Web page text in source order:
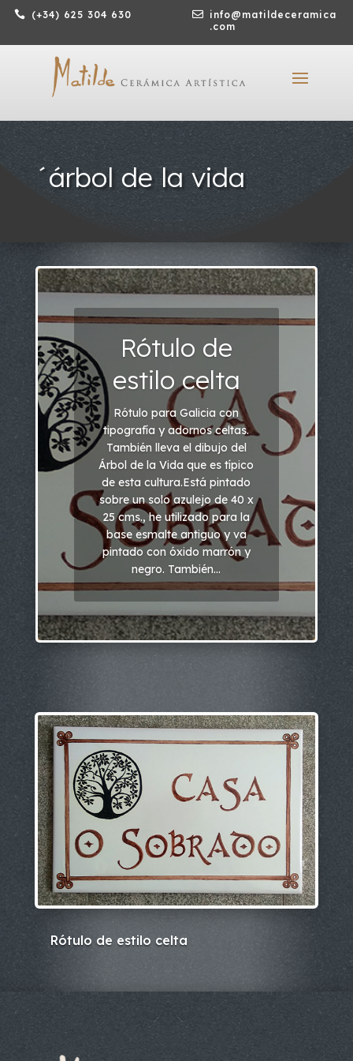
 (+34) 625 304 630 
info@matildeceramica
.com
´árbol de la vida
Rótulo de
estilo celta
Rótulo para Galicia con
tipografía y adornos celtas.
También lleva el dibujo del
Árbol de la Vida que es típico
de esta cultura.Está pintado
sobre un solo azulejo de 40 x
25 cms., he utilizado para la
base esmalte antiguo y va
pintado con óxido marrón y
negro. También...
Rótulo de estilo celta